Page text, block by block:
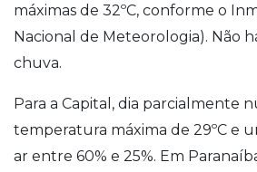
máximas de 32ºC, conforme o
Nacional de Meteorologia). Não
chuva.
Para a Capital, dia parcialmente
temperatura máxima de 29ºC e
ar entre 60% e 25%. Em